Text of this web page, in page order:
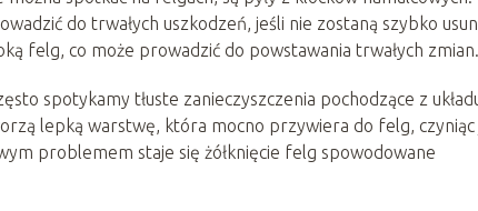
do trwałych uszkodzeń, jeśli nie zostaną szybko
felg, co może prowadzić do powstawania trwałych zmian.
spotykamy tłuste zanieczyszczenia pochodzące z
lepką warstwę, która mocno przywiera do felg, czyniąc
problemem staje się żółknięcie felg spowodowane